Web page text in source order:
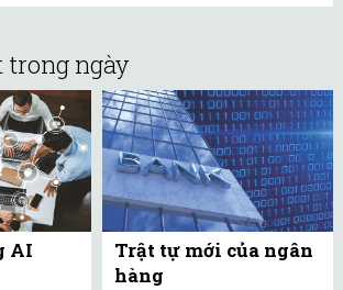
trong ngày
AI
Trật tự mới của ngân
hàng